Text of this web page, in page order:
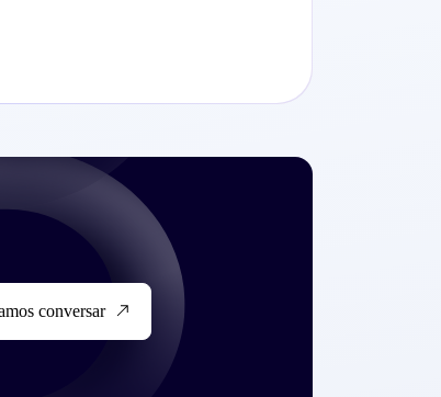
conversar